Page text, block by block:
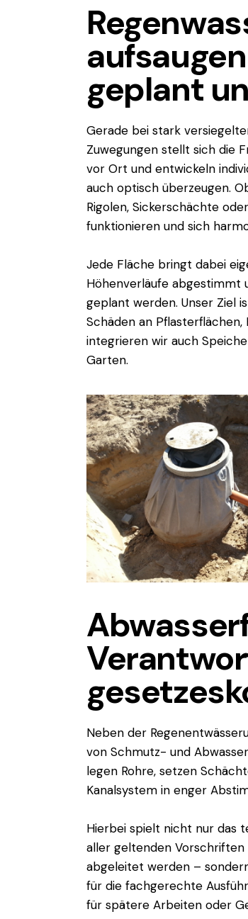
geplant
Gerade bei stark
Zuwegungen stellt sich die
vor Ort und entwickeln
auch optisch überzeugen.
Rigolen, Sickerschächte
funktionieren und sich
Jede Fläche bringt dabei
Höhenverläufe abgestimmt
geplant werden. Unser Ziel
Schäden an
integrieren wir auch
Garten.
Neben der
von Schmutz- und
legen Rohre, setzen
Kanalsystem in enger
Hierbei spielt nicht nur das
aller geltenden
abgeleitet werden –
für die fachgerechte
für spätere Arbeiten oder